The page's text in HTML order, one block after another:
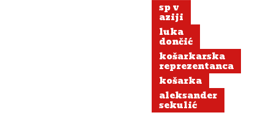
sp v
aziji
luka
dončić
košarkarska
reprezentanca
košarka
aleksander
sekulić